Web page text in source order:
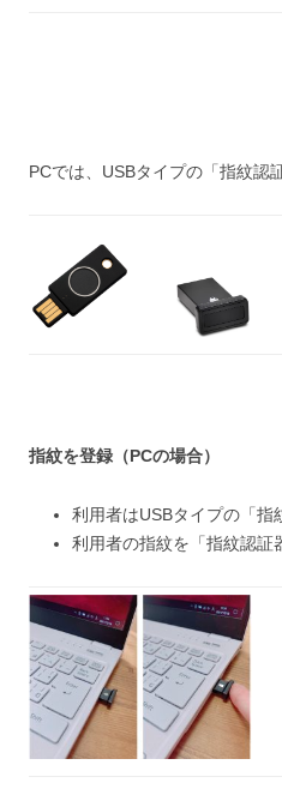
PCでは、USBタイプの「指紋認
指紋を登録 （PCの場合）
利用者はUSBタイプの「指
利用者の指紋を「指紋認証